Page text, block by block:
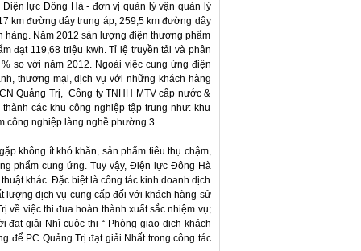
Điện lực Đông Hà - đơn vị quản lý vận quản lý
km đường dây trung áp; 259,5 km đường dây
hàng. Năm 2012 sản lượng điện thương phẩm
đạt 119,68 triệu kwh. Tỉ lệ truyền tải và phân
so với năm 2012. Ngoài việc cung ứng điện
thương mại, dịch vụ với những khách hàng
Quảng Trị, Công ty TNHH MTV cấp nước &
các khu công nghiệp tập trung như: khu
công nghiệp làng nghề phường 3…
không ít khó khăn, sản phẩm tiêu thụ chậm,
phẩm cung ứng. Tuy vậy, Điện lực Đông Hà
khác. Đặc biệt là công tác kinh doanh dịch
lượng dịch vụ cung cấp đối với khách hàng sử
về việc thi đua hoàn thành xuất sắc nhiệm vụ;
đạt giải Nhì cuộc thi “ Phòng giao dịch khách
để PC Quảng Trị đạt giải Nhất trong công tác